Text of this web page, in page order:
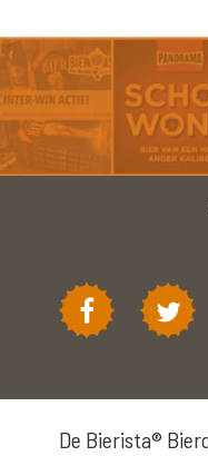
De Bierista®